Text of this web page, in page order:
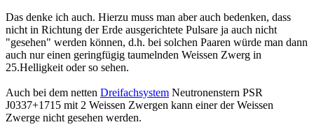
Das denke ich auch. Hierzu muss man aber auch bedenken, dass
nicht in Richtung der Erde ausgerichtete Pulsare ja auch nicht
"gesehen" werden können, d.h. bei solchen Paaren würde man dann
auch nur einen geringfügig taumelnden Weissen Zwerg in
25.Helligkeit oder so sehen.
Auch bei dem netten Dreifachsystem Neutronenstern PSR
J0337+1715 mit 2 Weissen Zwergen kann einer der Weissen
Zwerge nicht gesehen werden.